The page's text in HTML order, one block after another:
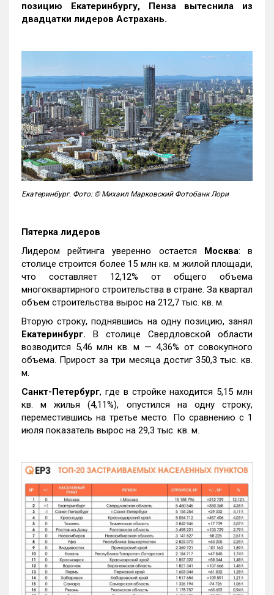
позицию Екатеринбургу, Пенза вытеснила из
двадцатки лидеров Астрахань.
Екатеринбург. Фото: © Михаил Марковский Фотобанк Лори
Пятерка лидеров
Лидером рейтинга уверенно остается Москва: в
столице строится более 15 млн кв. м жилой площади,
что составляет 12,12% от общего объема
многоквартирного строительства в стране. За квартал
объем строительства вырос на 212,7 тыс. кв. м.
Вторую строку, поднявшись на одну позицию, занял
Екатеринбург. В столице Свердловской области
возводится 5,46 млн кв. м — 4,36% от совокупного
объема. Прирост за три месяца достиг 350,3 тыс. кв.
м.
Санкт-Петербург, где в стройке находится 5,15 млн
кв. м жилья (4,11%), опустился на одну строку,
переместившись на третье место. По сравнению с 1
июля показатель вырос на 29,3 тыс. кв. м.